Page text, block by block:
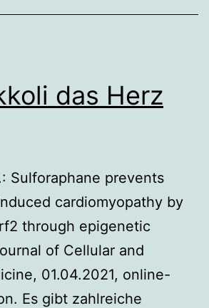
das Herz
Sulforaphane prevents
cardiomyopathy by
through epigenetic
of Cellular and
01.04.2021, online-
Es gibt zahlreiche